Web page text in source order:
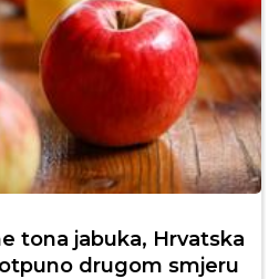
tona jabuka, Hrvatska
drugom smjeru